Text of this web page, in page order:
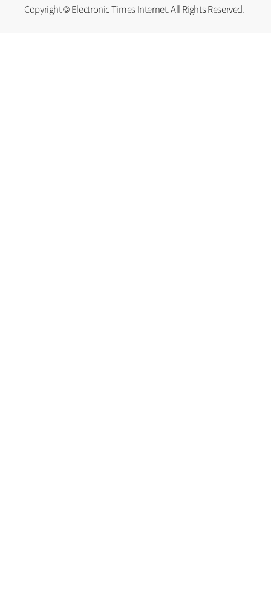
Copyright © Electronic Times Internet. All Rights Reserved.